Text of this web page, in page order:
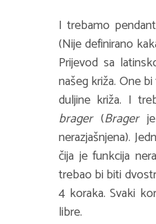
I trebamo
(Nije definirano
Prijevod sa
našeg križa. One
duljine križa. I
brager(Bragerje
nerazjašnjena).
čija je funkcija
trebao bi biti
4 koraka. Svaki
libre.